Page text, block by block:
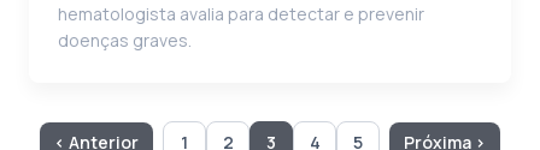
hematologista avalia para detectar e prevenir
doenças graves.
‹ Anterior 1 2 3 4 5 Próxima ›